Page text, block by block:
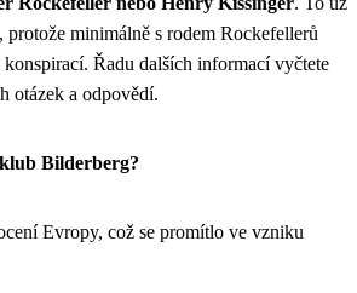
protože minimálně s rodem Rockefellerů
konspirací. Řadu dalších informací vyčtete
otázek a odpovědí.
Bilderberg?
Evropy, což se promítlo ve vzniku